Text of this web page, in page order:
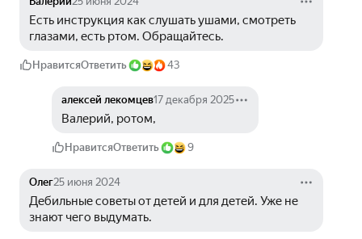
Есть инструкция как слушать ушами, смотреть
глазами, есть ртом. Обращайтесь.
НравитсяОтветить 43
алексей лекомцев17 декабря 2025
Валерий, ротом,
НравитсяОтветить 9
Олег25 июня 2024
Дебильные советы от детей и для детей. Уже не
знают чего выдумать.